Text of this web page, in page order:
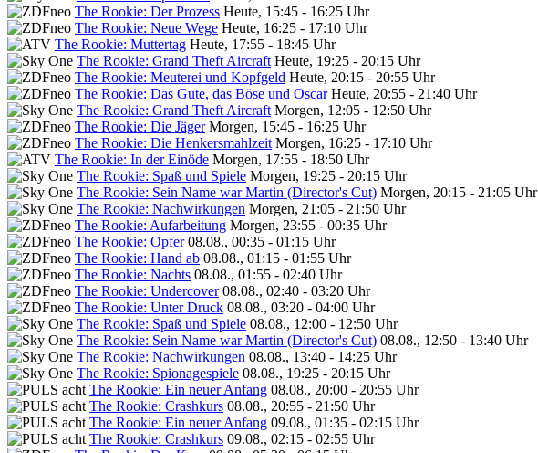
The Rookie: Der Prozess Heute, 15:45 - 16:25 Uhr
The Rookie: Neue Wege Heute, 16:25 - 17:10 Uhr
The Rookie: Muttertag Heute, 17:55 - 18:45 Uhr
The Rookie: Grand Theft Aircraft Heute, 19:25 - 20:15 Uhr
The Rookie: Meuterei und Kopfgeld Heute, 20:15 - 20:55 Uhr
The Rookie: Das Gute, das Böse und Oscar Heute, 20:55 - 21:40 Uhr
The Rookie: Grand Theft Aircraft Morgen, 12:05 - 12:50 Uhr
The Rookie: Die Jäger Morgen, 15:45 - 16:25 Uhr
The Rookie: Die Henkersmahlzeit Morgen, 16:25 - 17:10 Uhr
The Rookie: In der Einöde Morgen, 17:55 - 18:50 Uhr
The Rookie: Spaß und Spiele Morgen, 19:25 - 20:15 Uhr
The Rookie: Sein Name war Martin (Director's Cut) Morgen, 20:15 - 21:05 Uhr
The Rookie: Nachwirkungen Morgen, 21:05 - 21:50 Uhr
The Rookie: Aufarbeitung Morgen, 23:55 - 00:35 Uhr
The Rookie: Opfer 08.08., 00:35 - 01:15 Uhr
The Rookie: Hand ab 08.08., 01:15 - 01:55 Uhr
The Rookie: Nachts 08.08., 01:55 - 02:40 Uhr
The Rookie: Undercover 08.08., 02:40 - 03:20 Uhr
The Rookie: Unter Druck 08.08., 03:20 - 04:00 Uhr
The Rookie: Spaß und Spiele 08.08., 12:00 - 12:50 Uhr
The Rookie: Sein Name war Martin (Director's Cut) 08.08., 12:50 - 13:40 Uhr
The Rookie: Nachwirkungen 08.08., 13:40 - 14:25 Uhr
The Rookie: Spionagespiele 08.08., 19:25 - 20:15 Uhr
The Rookie: Ein neuer Anfang 08.08., 20:00 - 20:55 Uhr
The Rookie: Crashkurs 08.08., 20:55 - 21:50 Uhr
The Rookie: Ein neuer Anfang 09.08., 01:35 - 02:15 Uhr
The Rookie: Crashkurs 09.08., 02:15 - 02:55 Uhr